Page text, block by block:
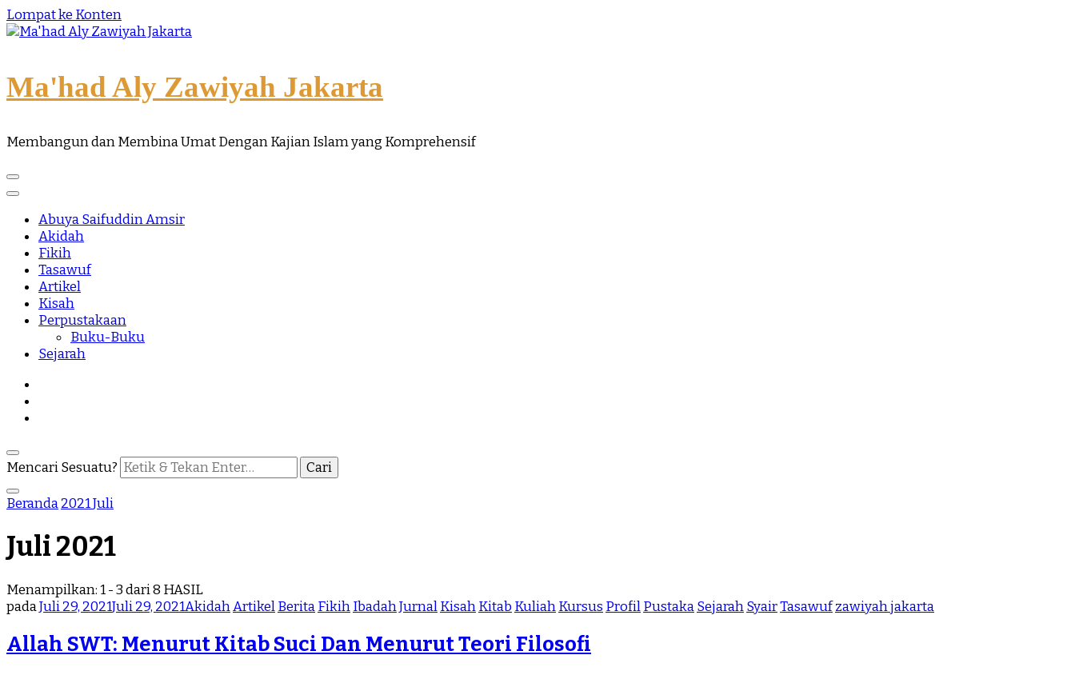
Lompat ke Konten
Ma'had Aly Zawiyah Jakarta
Membangun dan Membina Umat Dengan Kajian Islam yang Komprehensif
Abuya Saifuddin Amsir
Akidah
Fikih
Tasawuf
Artikel
Kisah
Perpustakaan
Buku-Buku
Sejarah
Mencari Sesuatu?
Beranda2021Juli
Juli 2021
Menampilkan: 1 - 3 dari 8 HASIL
padaJuli 29, 2021Juli 29, 2021AkidahArtikelBeritaFikihIbadahJurnalKisahKitab KuliahKursus ProfilPustakaSejarahSyairTasawufzawiyah jakarta
Allah SWT: Menurut Kitab Suci Dan Menurut Teori Filosofi